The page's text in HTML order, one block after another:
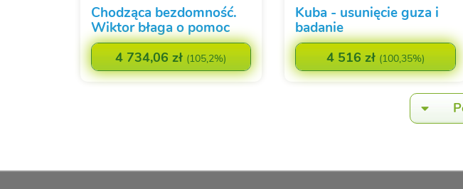
Chodząca bezdomność.
Wiktor błaga o pomoc
4 734,06 zł (105,2%)
Kuba - usunięcie guza i
badanie
4 516 zł (100,35%)